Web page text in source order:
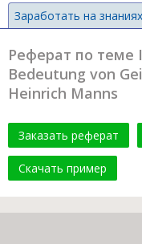
Заработать на знаниях
Реферат по теме
Bedeutung von
Heinrich Manns
Заказать реферат
Скачать пример